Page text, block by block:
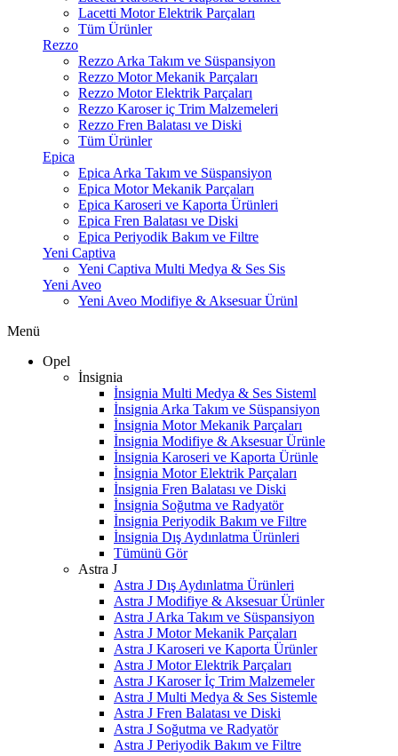
Lacetti Motor Elektrik Parçaları
Tüm Ürünler
Rezzo
Rezzo Arka Takım ve Süspansiyon
Rezzo Motor Mekanik Parçaları
Rezzo Motor Elektrik Parçaları
Rezzo Karoser iç Trim Malzemeleri
Rezzo Fren Balatası ve Diski
Tüm Ürünler
Epica
Epica Arka Takım ve Süspansiyon
Epica Motor Mekanik Parçaları
Epica Karoseri ve Kaporta Ürünleri
Epica Fren Balatası ve Diski
Epica Periyodik Bakım ve Filtre
Yeni Captiva
Yeni Captiva Multi Medya & Ses Sis
Yeni Aveo
Yeni Aveo Modifiye & Aksesuar Ürünl
Menü
Opel
İnsignia
İnsignia Multi Medya & Ses Sisteml
İnsignia Arka Takım ve Süspansiyon
İnsignia Motor Mekanik Parçaları
İnsignia Modifiye & Aksesuar Ürünle
İnsignia Karoseri ve Kaporta Ürünle
İnsignia Motor Elektrik Parçaları
İnsignia Fren Balatası ve Diski
İnsignia Soğutma ve Radyatör
İnsignia Periyodik Bakım ve Filtre
İnsignia Dış Aydınlatma Ürünleri
Tümünü Gör
Astra J
Astra J Dış Aydınlatma Ürünleri
Astra J Modifiye & Aksesuar Ürünler
Astra J Arka Takım ve Süspansiyon
Astra J Motor Mekanik Parçaları
Astra J Karoseri ve Kaporta Ürünler
Astra J Motor Elektrik Parçaları
Astra J Karoser İç Trim Malzemeler
Astra J Multi Medya & Ses Sistemle
Astra J Fren Balatası ve Diski
Astra J Soğutma ve Radyatör
Astra J Periyodik Bakım ve Filtre